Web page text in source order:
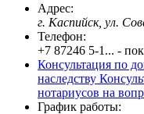
Адрес:
г. Каспийск, ул.
Телефон:
+7 87246 5-1... -
Консультация по
наследству
нотариусов на
График работы: